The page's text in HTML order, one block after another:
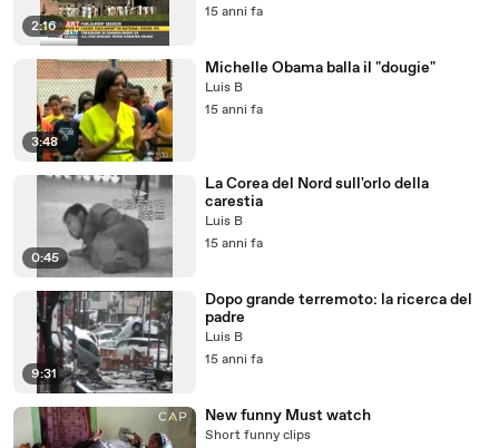
2:16
15 anni fa
3:48
Michelle Obama balla il "dougie"
Luis B
15 anni fa
0:45
La Corea del Nord sull'orlo della
carestia
Luis B
15 anni fa
9:31
Dopo grande terremoto: la ricerca del
padre
Luis B
15 anni fa
New funny Must watch
Short funny clips